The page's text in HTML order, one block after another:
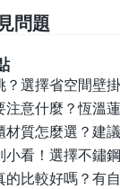
問題
選擇省空間壁
注意什麼？恆溫
材質怎麼選？建
看！ 選擇不鏽
的比較好嗎？有